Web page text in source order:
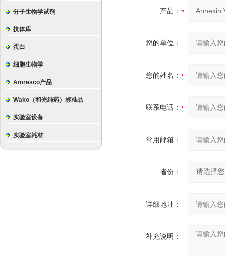
分子生物学试剂
抗体库
蛋白
细胞生物学
Amresco产品
Wako（和光纯药）标准品
实验室设备
实验室耗材
产品：
您的单位：
您的姓名：
联系电话：
常用邮箱：
省份：
详细地址：
补充说明：